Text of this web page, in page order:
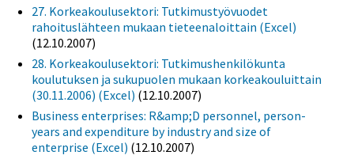
27. Korkeakoulusektori: Tutkimustyövuodet
rahoituslähteen mukaan tieteenaloittain (Excel)
(12.10.2007)
28. Korkeakoulusektori: Tutkimushenkilökunta
koulutuksen ja sukupuolen mukaan korkeakouluittain
(30.11.2006) (Excel) (12.10.2007)
Business enterprises: R&amp;D personnel, person-
years and expenditure by industry and size of
enterprise (Excel) (12.10.2007)